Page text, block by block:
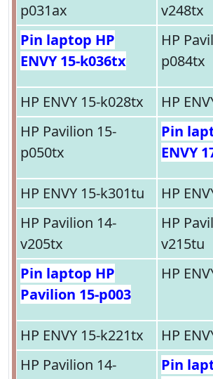
p031ax
v248tx
Pin laptop HP
ENVY 15-k036tx
HP
p084tx
HP ENVY 15-k028tx
HP
HP Pavilion 15-
p050tx
Pin
ENVY
HP ENVY 15-k301tu
HP
HP Pavilion 14-
v205tx
HP
v215tu
Pin laptop HP
Pavilion 15-p003
HP
HP ENVY 15-k221tx
HP
HP Pavilion 14-
Pin